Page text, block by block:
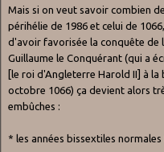
Mais si on veut savoir combien
périhélie de 1986 et celui de
d'avoir favorisée la conquête de
Guillaume le Conquérant (qui a
[le roi d'Angleterre Harold II] à
octobre 1066) ça devient alors
embûches :
* les années bissextiles